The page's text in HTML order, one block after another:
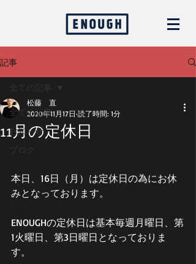
記事
全ての記事
お知らせ
ブログ
全ての記事
11月の定休日
松藤 直
2020年11月17日 読了時間: 1分
本日、16日（月）は定休日の為にお休
みとなっております。
ENOUGHの定休日は基本毎週月曜日、第
1火曜日、第3日曜日となっておりま
す。